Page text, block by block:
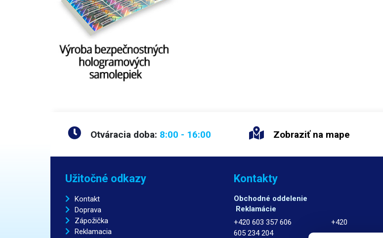
Otváracia doba: 8:00 - 16:00 Zobraziť na mape
Užitočné odkazy
Kontakt
Doprava
Zápožička
Reklamacia
Kontakty
Obchodné oddelenie
Reklamácie
+420 603 357 606 +420
605 234 204